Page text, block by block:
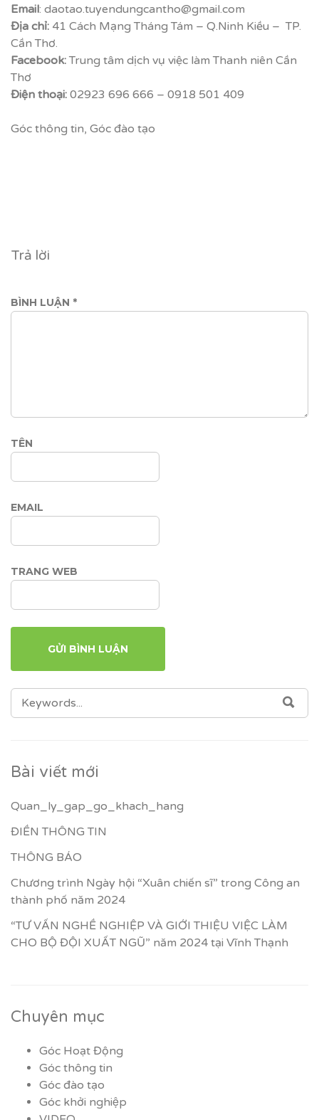
Email: daotao.tuyendungcantho@gmail.com
Địa chỉ: 41 Cách Mạng Tháng Tám – Q.Ninh Kiều – TP.
Cần Thơ.
Facebook: Trung tâm dịch vụ việc làm Thanh niên Cần
Thơ
Điện thoại: 02923 696 666 – 0918 501 409
Góc thông tin, Góc đào tạo
Trả lời
BÌNH LUẬN *
TÊN
EMAIL
TRANG WEB
SEARCH
FOR:
Bài viết mới
Quan_ly_gap_go_khach_hang
ĐIỀN THÔNG TIN
THÔNG BÁO
Chương trình Ngày hội “Xuân chiến sĩ” trong Công an
thành phố năm 2024
“TƯ VẤN NGHỀ NGHIỆP VÀ GIỚI THIỆU VIỆC LÀM
CHO BỘ ĐỘI XUẤT NGŨ” năm 2024 tại Vĩnh Thạnh
Chuyên mục
Góc Hoạt Động
Góc thông tin
Góc đào tạo
Góc khởi nghiệp